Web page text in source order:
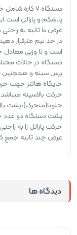
دستگاه ۷
پا,شکم و پارالل
عرض ۱۰ ثانیه
در حد نیم مترقرار
است و تا وزنی معادل
دستگاه در حالات
پرس سینه و همچنین
جایگاه هالتر جهت
حرکت بالاسینه
جلوپا(متحرک)،پشت
پشت دستگاه دو عدد
حرکت پارالل را به
عرض چند ثانیه جمع
دیدگاه ها